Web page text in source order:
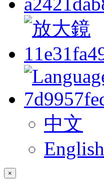
中文
English
×